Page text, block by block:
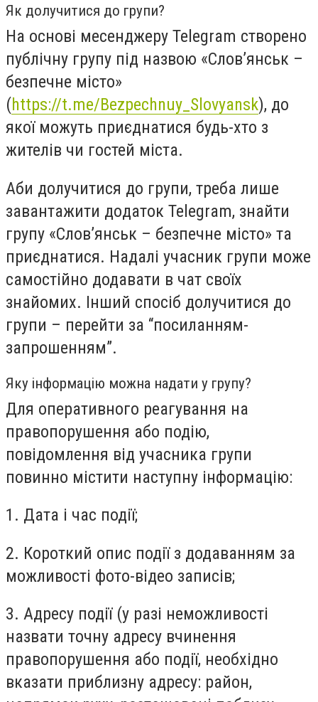
Як долучитися до групи?
На основі месенджеру Telegram створено
публічну групу під назвою «Слов’янськ –
безпечне місто»
(https://t.me/Bezpechnuy_Slovyansk), до
якої можуть приєднатися будь-хто з
жителів чи гостей міста.
Аби долучитися до групи, треба лише
завантажити дoдатoк Telegram, знайти
групу «Слов’янськ – безпечне місто» та
приєднатися. Надалі учасник групи може
самостійно додавати в чат своїх
знайомих. Інший спосіб долучитися до
групи – перейти за “посиланням-
запрошенням”.
Яку інформацію можна надати у групу?
Для оперативного реагування на
правопорушення або подію,
повідомлення від учасника групи
повинно містити наступну інформацію:
1. Дата і час події;
2. Короткий опис події з додаванням за
можливості фото-відео записів;
3. Адресу події (у разі неможливості
назвати точну адресу вчинення
правопорушення або події, необхідно
вказати приблизну адресу: район,